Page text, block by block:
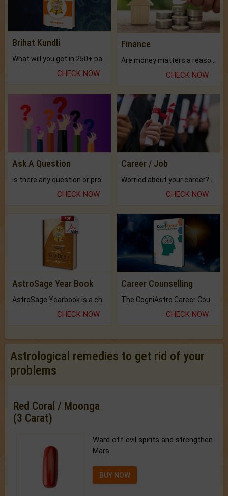
Brihat Kundli
CHECK NOW
Finance
CHECK NOW
Ask A Question
CHECK NOW
Career / Job
CHECK NOW
AstroSage Year Book
CHECK NOW
Career Counselling
CHECK NOW
Astrological remedies to get rid of your
problems
Red Coral / Moonga
(3 Carat)
Ward off evil spirits and strengthen
Mars.
BUY NOW